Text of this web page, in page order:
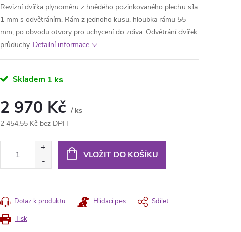
Revizní dvířka plynoměru z hnědého pozinkovaného plechu síla
1 mm s odvětráním. Rám z jednoho kusu, hloubka rámu 55
mm, po obvodu otvory pro uchycení do zdiva. Odvětrání dvířek
průduchy. Detailní informace
Skladem 1 ks
2 970 Kč / ks
2 454,55 Kč bez DPH
VLOŽIT DO KOŠÍKU
Tisk
Dotaz k produktu Hlídací pes Sdílet